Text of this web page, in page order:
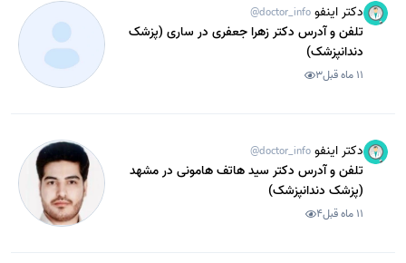
دکتر اینفو @doctor_info
تلفن و آدرس دکتر زهرا جعفری در ساری (پزشک
دندانپزشک)
11 ماه قبل 3
دکتر اینفو @doctor_info
تلفن و آدرس دکتر سید هاتف هامونی در مشهد
(پزشک دندانپزشک)
11 ماه قبل 4